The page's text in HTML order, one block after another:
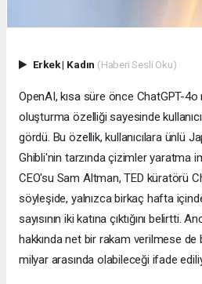
Erkek| Kadın (Haberi Sesli Oku)
OpenAI, kısa süre önce ChatGPT-
oluşturma özelliği sayesinde
gördü. Bu özellik, kullanıcılara ünlü
Ghibli'nin tarzında çizimler yaratma
CEO'su Sam Altman, TED küratörü
söyleşide, yalnızca birkaç hafta içinde
sayısının iki katına çıktığını belirtti.
hakkında net bir rakam verilmese de
milyar arasında olabileceği ifade